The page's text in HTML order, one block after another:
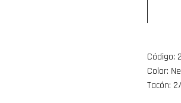
Código:
Color:
Tacón: